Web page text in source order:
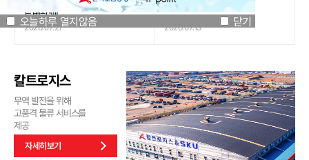
오늘하루 열지않음 닫기
특별하게!
2026.07.27 2026.07.13
칼트로지스
무역 발전을 위해
고품격 물류 서비스를
제공
자세히보기